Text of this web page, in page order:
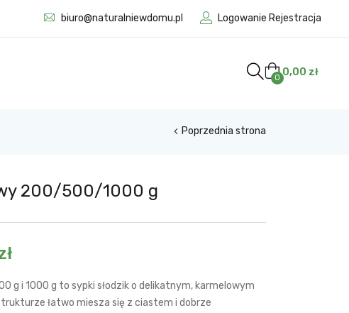
biuro@naturalniewdomu.pl Logowanie Rejestracja
0 0,00 zł
Poprzednia strona
200/500/1000 g
g i 1000 g to sypki słodzik o delikatnym, karmelowym
łatwo miesza się z ciastem i dobrze